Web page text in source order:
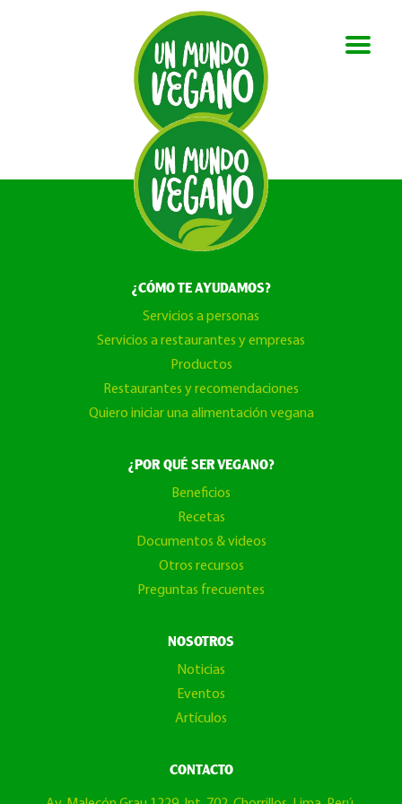
¿CÓMO TE AYUDAMOS?
Servicios a personas
Servicios a restaurantes y empresas
Productos
Restaurantes y recomendaciones
Quiero iniciar una alimentación vegana
¿POR QUÉ SER VEGANO?
Beneficios
Recetas
Documentos & videos
Otros recursos
Preguntas frecuentes
NOSOTROS
Noticias
Eventos
Artículos
CONTACTO